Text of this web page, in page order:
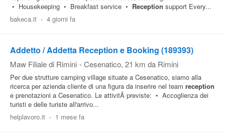
• Housekeeping • Breakfast service • Reception support Every...
bakeca.it - 4 giorni fa
Addetto / Addetta Reception e Booking (189393)
Maw Filiale di Rimini - Cesenatico, 21 km da Rimini
Per due strutture camping village situate a Cesenatico, siamo alla
ricerca per azienda cliente di una figura da inserire nel team reception
e prenotazioni a Cesenatico. Le attivitÃ previste: • Accoglienza dei
turisti e delle turiste all'arrivo...
helplavoro.it - 1 mese fa